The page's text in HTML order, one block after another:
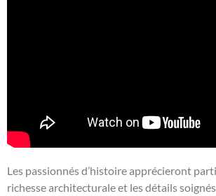
Les passionnés d’histoire apprécieront
richesse architecturale et les détails